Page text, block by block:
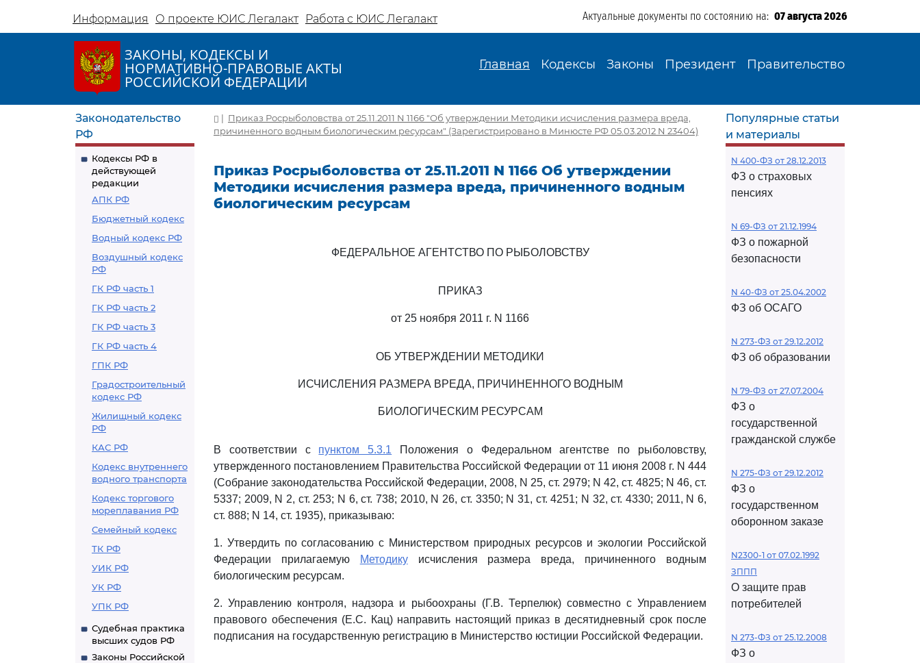
Информация О проекте ЮИС Легалакт Работа с ЮИС Легалакт Актуальные документы по состоянию на: 07 августа 2026
ЗАКОНЫ, КОДЕКСЫ И
НОРМАТИВНО-ПРАВОВЫЕ АКТЫ
РОССИЙСКОЙ ФЕДЕРАЦИИ
Главная Кодексы Законы Президент Правительство
Законодательство
РФ
Кодексы РФ в
действующей
редакции
АПК РФ
Бюджетный кодекс
Водный кодекс РФ
Воздушный кодекс
РФ
ГК РФ часть 1
ГК РФ часть 2
ГК РФ часть 3
ГК РФ часть 4
ГПК РФ
Градостроительный
кодекс РФ
Жилищный кодекс
РФ
КАС РФ
Кодекс внутреннего
водного транспорта
Кодекс торгового
мореплавания РФ
Семейный кодекс
ТК РФ
УИК РФ
УК РФ
УПК РФ
Судебная практика
высших судов РФ
Законы Российской
| Приказ Росрыболовства от 25.11.2011 N 1166 "Об утверждении Методики исчисления размера вреда,
причиненного водным биологическим ресурсам" (Зарегистрировано в Минюсте РФ 05.03.2012 N 23404)
Приказ Росрыболовства от 25.11.2011 N 1166 Об утверждении
Методики исчисления размера вреда, причиненного водным
биологическим ресурсам
ФЕДЕРАЛЬНОЕ АГЕНТСТВО ПО РЫБОЛОВСТВУ
ПРИКАЗ
от 25 ноября 2011 г. N 1166
ОБ УТВЕРЖДЕНИИ МЕТОДИКИ
ИСЧИСЛЕНИЯ РАЗМЕРА ВРЕДА, ПРИЧИНЕННОГО ВОДНЫМ
БИОЛОГИЧЕСКИМ РЕСУРСАМ
В соответствии с пунктом 5.3.1 Положения о Федеральном агентстве по рыболовству,
утвержденного постановлением Правительства Российской Федерации от 11 июня 2008 г. N 444
(Собрание законодательства Российской Федерации, 2008, N 25, ст. 2979; N 42, ст. 4825; N 46, ст.
5337; 2009, N 2, ст. 253; N 6, ст. 738; 2010, N 26, ст. 3350; N 31, ст. 4251; N 32, ст. 4330; 2011, N 6,
ст. 888; N 14, ст. 1935), приказываю:
1. Утвердить по согласованию с Министерством природных ресурсов и экологии Российской
Федерации прилагаемую
Методикуисчисления размера вреда, причиненного водным
биологическим ресурсам.
2. Управлению контроля, надзора и рыбоохраны (Г.В. Терпелюк) совместно с Управлением
правового обеспечения (Е.С. Кац) направить настоящий приказ в десятидневный срок после
подписания на государственную регистрацию в Министерство юстиции Российской Федерации.
Популярные статьи
и материалы
N 400-ФЗ от 28.12.2013
ФЗ о страховых
пенсиях
N 69-ФЗ от 21.12.1994
ФЗ о пожарной
безопасности
N 40-ФЗ от 25.04.2002
ФЗ об ОСАГО
N 273-ФЗ от 29.12.2012
ФЗ об образовании
N 79-ФЗ от 27.07.2004
ФЗ о
государственной
гражданской службе
N 275-ФЗ от 29.12.2012
ФЗ о
государственном
оборонном заказе
N2300-1 от 07.02.1992
ЗППП
О защите прав
потребителей
N 273-ФЗ от 25.12.2008
ФЗ о